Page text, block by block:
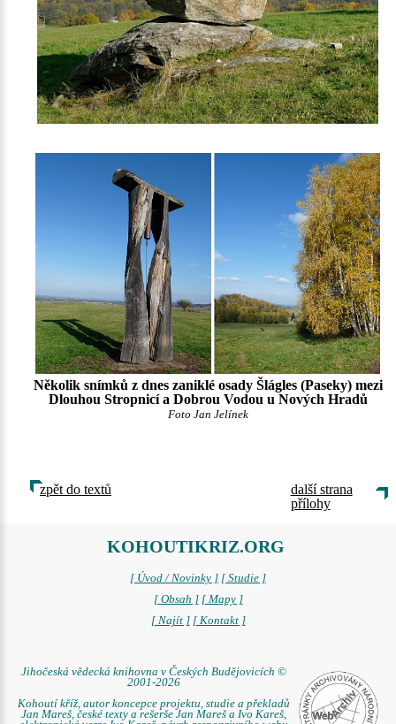
Několik snímků z dnes zaniklé osady Šlágles (Paseky) mezi
Dlouhou Stropnicí a Dobrou Vodou u Nových Hradů
Foto Jan Jelínek
zpět do textů
další strana
přílohy
KOHOUTIKRIZ.ORG
[ Úvod / Novinky ] [ Studie ]
[ Obsah ] [ Mapy ]
[ Najít ] [ Kontakt ]
Jihočeská vědecká knihovna v Českých Budějovicích ©
2001-2026
Kohoutí kříž, autor koncepce projektu, studie a překladů
Jan Mareš, české texty a rešerše Jan Mareš a Ivo Kareš,